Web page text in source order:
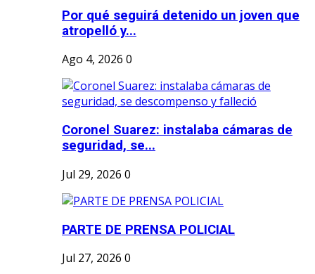
Por qué seguirá detenido un joven que
atropelló y...
Ago 4, 2026 0
Coronel Suarez: instalaba cámaras de
seguridad, se...
Jul 29, 2026 0
PARTE DE PRENSA POLICIAL
Jul 27, 2026 0